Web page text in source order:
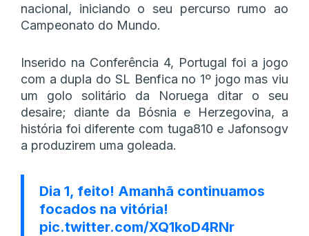
nacional, iniciando o seu percurso rumo ao
Campeonato do Mundo.
Inserido na Conferência 4, Portugal foi a jogo
com a dupla do SL Benfica no 1º jogo mas viu
um golo solitário da Noruega ditar o seu
desaire; diante da Bósnia e Herzegovina, a
história foi diferente com tuga810 e Jafonsogv
a produzirem uma goleada.
Dia 1, feito! Amanhã continuamos
focados na vitória!
pic.twitter.com/XQ1koD4RNr